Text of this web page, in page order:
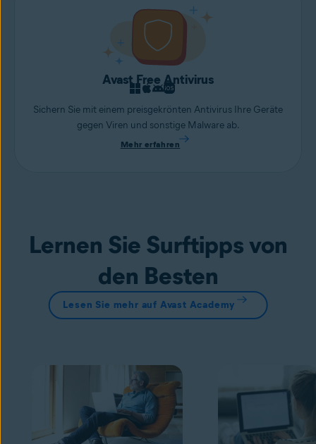
Avast Free Antivirus
Sichern Sie mit einem preisgekrönten Antivirus Ihre Geräte
gegen Viren und sonstige Malware ab.
Mehr erfahren
Lernen Sie Surftipps von
den Besten
Lesen Sie mehr auf Avast Academy